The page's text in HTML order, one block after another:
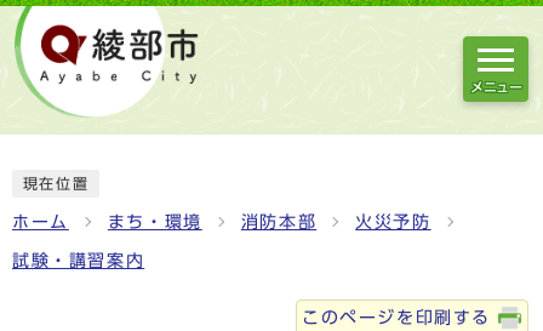
メニュー
現在位置
ホーム まち・環境 消防本部 火災予防
試験・講習案内
このページを印刷する